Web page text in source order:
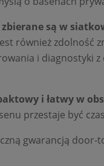
zbierane są w
również zdolność
i diagnostyki
i łatwy w
przestaje być
gwarancją